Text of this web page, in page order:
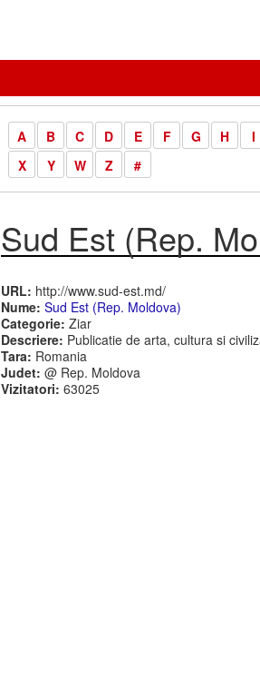
A B C D E F G H I
X
Y W Z #
Sud Est (Rep.
URL: http://www.sud-est.md/
Nume: Sud Est (Rep. Moldova)
Categorie: Ziar
Descriere: Publicatie de arta, cultura si
Tara: Romania
Judet: @ Rep. Moldova
Vizitatori: 63025